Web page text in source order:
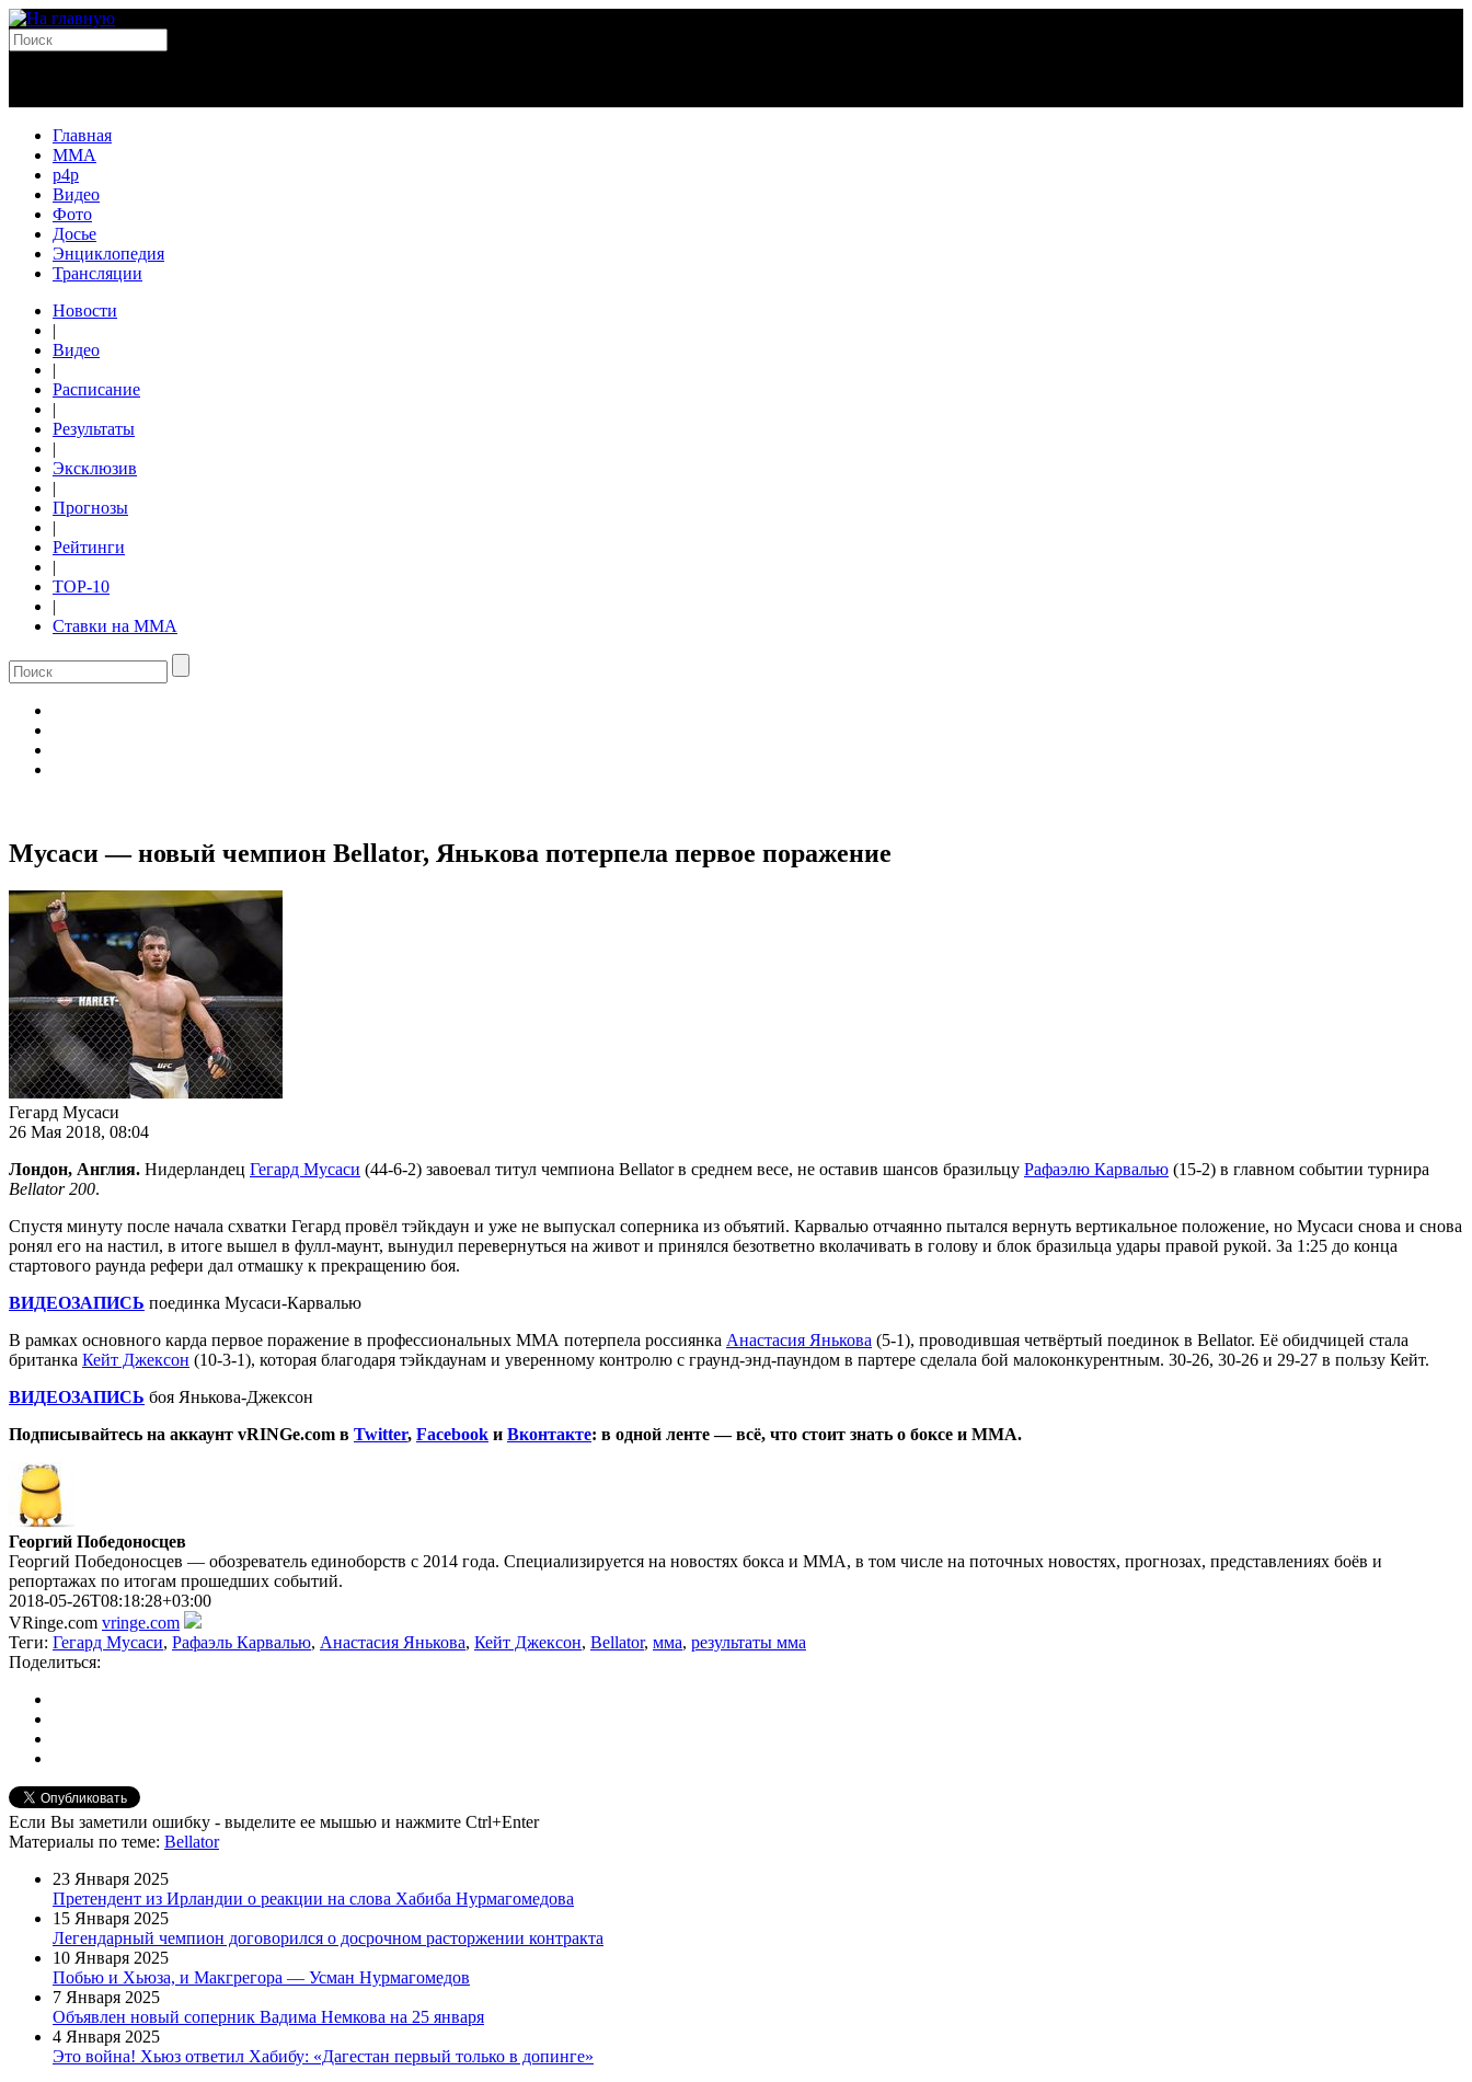
Главная
MMA
p4p
Видео
Фото
Досье
Энциклопедия
Трансляции
Новости
|
Видео
|
Расписание
|
Результаты
|
Эксклюзив
|
Прогнозы
|
Рейтинги
|
TOP-10
|
Ставки на ММА
Мусаси — новый чемпион Bellator, Янькова потерпела первое поражение
Гегард Мусаси
26 Мая 2018, 08:04
Лондон, Англия. Нидерландец Гегард Мусаси (44-6-2) завоевал титул чемпиона Bellator в среднем весе, не оставив шансов бразильцу Рафаэлю Карвалью (15-2) в главном событии турнира
Bellator 200.
Спустя минуту после начала схватки Гегард провёл тэйкдаун и уже не выпускал соперника из объятий. Карвалью отчаянно пытался вернуть вертикальное положение, но Мусаси снова и снова
ронял его на настил, в итоге вышел в фулл-маунт, вынудил перевернуться на живот и принялся безответно вколачивать в голову и блок бразильца удары правой рукой. За 1:25 до конца
стартового раунда рефери дал отмашку к прекращению боя.
ВИДЕОЗАПИСЬ поединка Мусаси-Карвалью
В рамках основного карда первое поражение в профессиональных ММА потерпела россиянка Анастасия Янькова (5-1), проводившая четвёртый поединок в Bellator. Её обидчицей стала
британка Кейт Джексон (10-3-1), которая благодаря тэйкдаунам и уверенному контролю с граунд-энд-паундом в партере сделала бой малоконкурентным. 30-26, 30-26 и 29-27 в пользу Кейт.
ВИДЕОЗАПИСЬ боя Янькова-Джексон
Подписывайтесь на аккаунт vRINGe.com в Twitter, Facebook и Вконтакте: в одной ленте — всё, что стоит знать о боксе и ММА.
Георгий Победоносцев
Георгий Победоносцев — обозреватель единоборств с 2014 года. Специализируется на новостях бокса и ММА, в том числе на поточных новостях, прогнозах, представлениях боёв и
репортажах по итогам прошедших событий.
2018-05-26T08:18:28+03:00
VRinge.com vringe.com
Теги: Гегард Мусаси, Рафаэль Карвалью, Анастасия Янькова, Кейт Джексон, Bellator, мма, результаты мма
Поделиться:
Если Вы заметили ошибку - выделите ее мышью и нажмите Ctrl+Enter
Материалы по теме: Bellator
23 Января 2025
Претендент из Ирландии о реакции на слова Хабиба Нурмагомедова
15 Января 2025
Легендарный чемпион договорился о досрочном расторжении контракта
10 Января 2025
Побью и Хьюза, и Макгрегора — Усман Нурмагомедов
7 Января 2025
Объявлен новый соперник Вадима Немкова на 25 января
4 Января 2025
Это война! Хьюз ответил Хабибу: «Дагестан первый только в допинге»